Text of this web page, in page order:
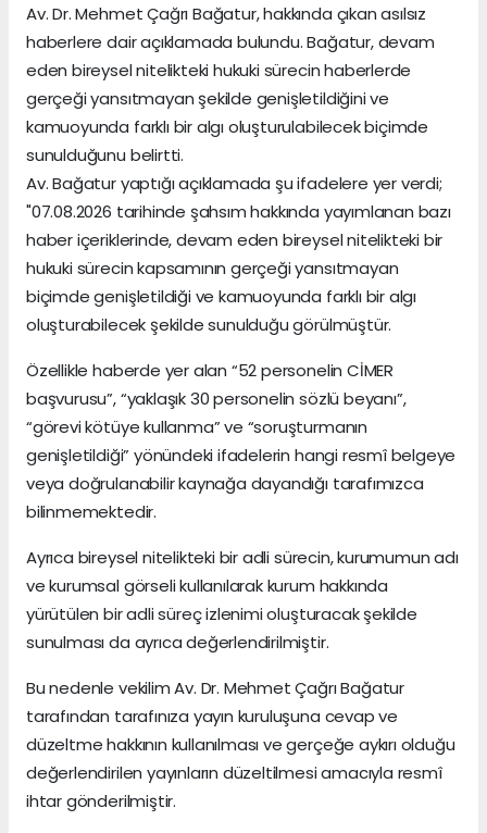
Av. Dr. Mehmet Çağrı Bağatur, hakkında çıkan asılsız
haberlere dair açıklamada bulundu. Bağatur, devam
eden bireysel nitelikteki hukuki sürecin haberlerde
gerçeği yansıtmayan şekilde genişletildiğini ve
kamuoyunda farklı bir algı oluşturulabilecek biçimde
sunulduğunu belirtti.
Av. Bağatur yaptığı açıklamada şu ifadelere yer verdi;
"07.08.2026 tarihinde şahsım hakkında yayımlanan bazı
haber içeriklerinde, devam eden bireysel nitelikteki bir
hukuki sürecin kapsamının gerçeği yansıtmayan
biçimde genişletildiği ve kamuoyunda farklı bir algı
oluşturabilecek şekilde sunulduğu görülmüştür.
Özellikle haberde yer alan “52 personelin CİMER
başvurusu”, “yaklaşık 30 personelin sözlü beyanı”,
“görevi kötüye kullanma” ve “soruşturmanın
genişletildiği” yönündeki ifadelerin hangi resmî belgeye
veya doğrulanabilir kaynağa dayandığı tarafımızca
bilinmemektedir.
Ayrıca bireysel nitelikteki bir adli sürecin, kurumumun adı
ve kurumsal görseli kullanılarak kurum hakkında
yürütülen bir adli süreç izlenimi oluşturacak şekilde
sunulması da ayrıca değerlendirilmiştir.
Bu nedenle vekilim Av. Dr. Mehmet Çağrı Bağatur
tarafından tarafınıza yayın kuruluşuna cevap ve
düzeltme hakkının kullanılması ve gerçeğe aykırı olduğu
değerlendirilen yayınların düzeltilmesi amacıyla resmî
ihtar gönderilmiştir.